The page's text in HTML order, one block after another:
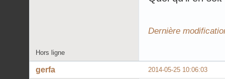
Dernière
Hors ligne
2014-05-25 10:06:03
gerfa